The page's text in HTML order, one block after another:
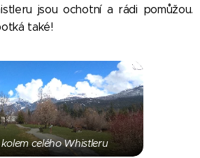
jsou ochotní a rádi pomůžou.
také! 😊
celého Whistleru